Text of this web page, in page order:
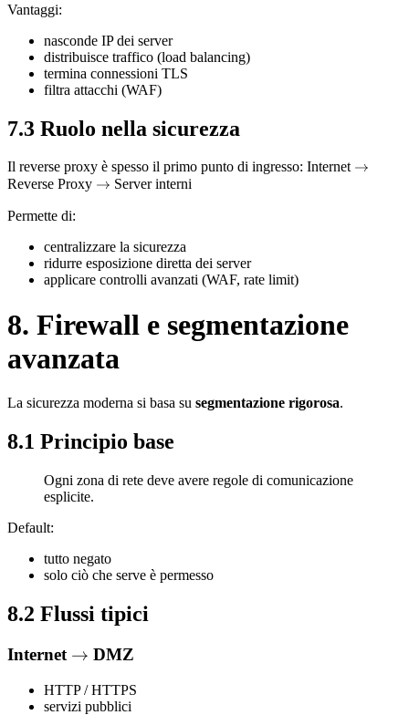
Vantaggi:
nasconde IP dei server
distribuisce traffico (load balancing)
termina connessioni TLS
filtra attacchi (WAF)
7.3 Ruolo nella sicurezza
Il reverse proxy è spesso il primo punto di ingresso: Internet →
Reverse Proxy \rightarrow
→ Server interni
Permette di:
centralizzare la sicurezza
ridurre esposizione diretta dei server
applicare controlli avanzati (WAF, rate limit)
8. Firewall e segmentazione
avanzata
La sicurezza moderna si basa su segmentazione rigorosa.
8.1 Principio base
Ogni zona di rete deve avere regole di comunicazione
esplicite.
Default:
tutto negato
solo ciò che serve è permesso
8.2 Flussi tipici
Internet \rightarrow
→ DMZ
HTTP / HTTPS
servizi pubblici